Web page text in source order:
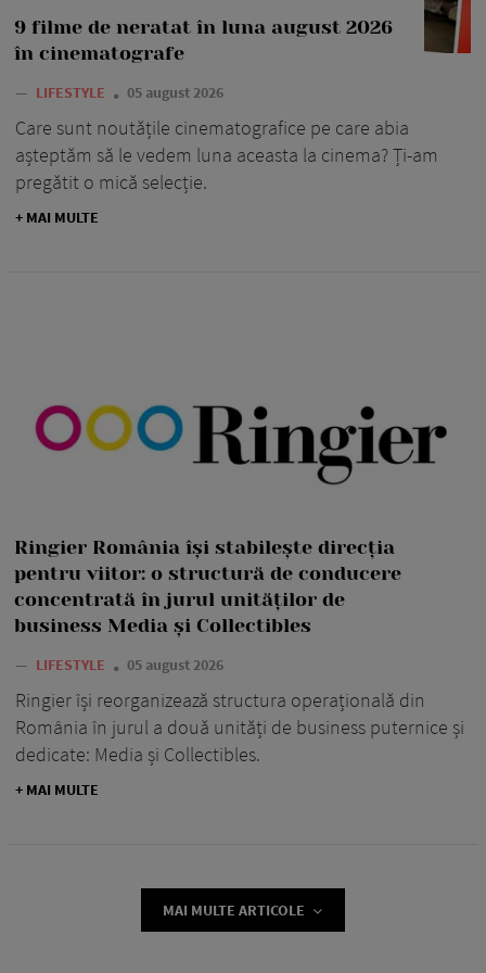
9 filme de neratat în luna august 2026
în cinematografe
— LIFESTYLE 05 august 2026
Care sunt noutățile cinematografice pe care abia
așteptăm să le vedem luna aceasta la cinema? Ți-am
pregătit o mică selecție.
+ MAI MULTE
Ringier România își stabilește direcția
pentru viitor: o structură de conducere
concentrată în jurul unităților de
business Media și Collectibles
— LIFESTYLE 05 august 2026
Ringier își reorganizează structura operațională din
România în jurul a două unități de business puternice și
dedicate: Media și Collectibles.
+ MAI MULTE
MAI MULTE ARTICOLE